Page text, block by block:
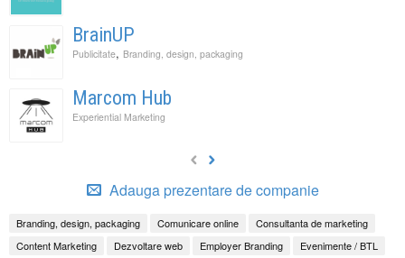
BrainUP
Publicitate, Branding, design, packaging
Marcom Hub
Experiential Marketing
Adauga prezentare de companie
Branding, design, packaging Comunicare online
Consultanta de marketing
Content Marketing
Dezvoltare web Employer Branding
Evenimente / BTL